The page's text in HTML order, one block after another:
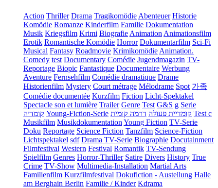
Action Thriller Drama Tragikomödie Abenteuer Historie
Komödie Romanze Kinderfilm Familie Dokumentation
Musik Kriegsfilm Krimi Biografie Animation Animationsfilm
Erotik Romantische Komödie Horror Dokumentarfilm Sci-Fi
Musical Fantasy Roadmovie Krimikomödie Animation.
Comedy test Documentary Comédie Jugendmagazin TV-
Reportage Biopic Fantastique Documentaire Werbung
Aventure Fernsehfilm Comédie dramatique Drame
Historienfilm Mystery Court métrage Mélodrame Spot 가족
Comédie documentée Kurzfilm Fiction Licht-Spektakel
Spectacle son et lumière Trailer Genre Test G&S g Serie
קומדיה Young-Fiction-Serie קומדיית פעולה דרמה קומית
Test c
Musikfilm Musikdokumentation Young Fiction TV-Serie
Doku Reportage Science Fiction Tanzfilm Science-Fiction
Lichtspektakel sdf Drama TV-Serie Biographie Docutainment
Filmfestival Western Festival Romantik TV-Sendung
Spielfilm Genres Horror-Thriller Satire Divers History True
Crime TV-Show Multimedia-Installation Martial Arts
Familienfilm Kurzfilmfestival Dokufiction - Austellung Halle
am Berghain Berlin Familie / Kinder Kdrama